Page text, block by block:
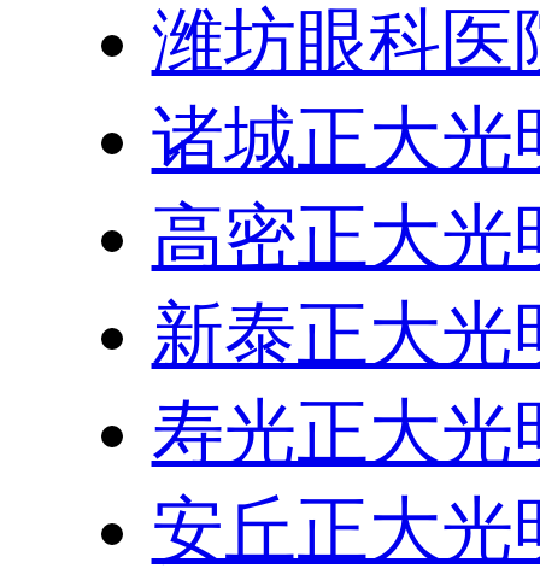
潍坊眼科医
诸城正大光
高密正大光
新泰正大光
寿光正大光
安丘正大光